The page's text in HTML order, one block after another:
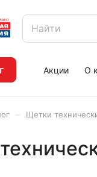
Акции О
Щетки